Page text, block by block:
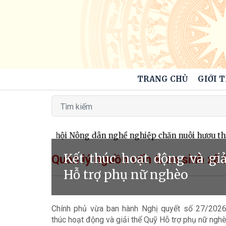
TRANG CHỦ GIỚI
ra mắt Tổ hội Nông dân nghề nghiệp chăn nuôi hươu
Quản lý nguồn vốn & an sinh xã
Kết thúc hoạt động và
Hỗ trợ phụ nữ nghèo
Chính phủ vừa ban hành Nghị quyết số 27/
thúc hoạt động và giải thể Quỹ Hỗ trợ phụ nữ